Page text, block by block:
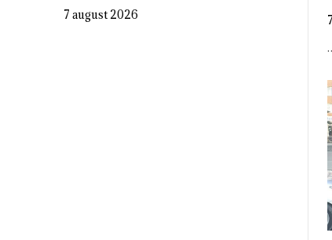
7 august 2026